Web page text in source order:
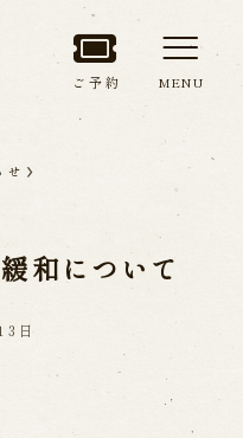
介
で
ご予約 MENU
せ
和について
日